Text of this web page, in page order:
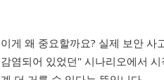
이게 왜 중요할까요? 실제 보안 사
감염되어 있었던" 시나리오에서